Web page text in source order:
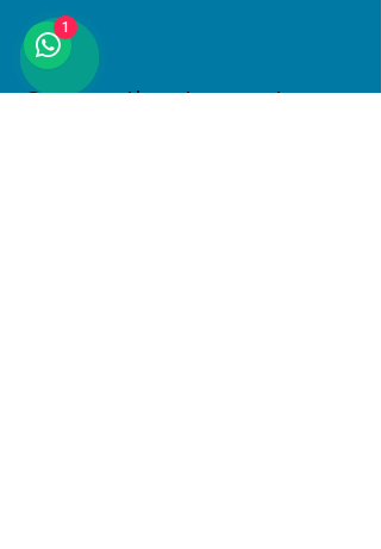
Compartir este evento
1